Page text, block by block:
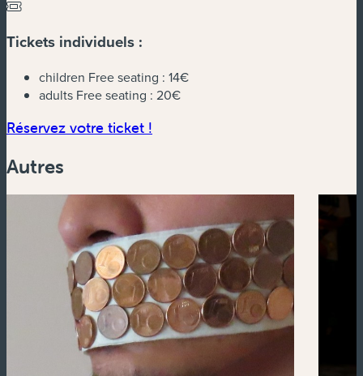
Tickets individuels :
children Free seating : 14€
adults Free seating : 20€
Réservez votre ticket !
Autres